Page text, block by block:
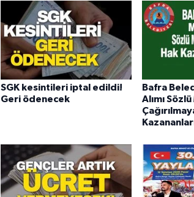
SGK kesintileri iptal edildi!
Geri ödenecek
Bafra
Alımı